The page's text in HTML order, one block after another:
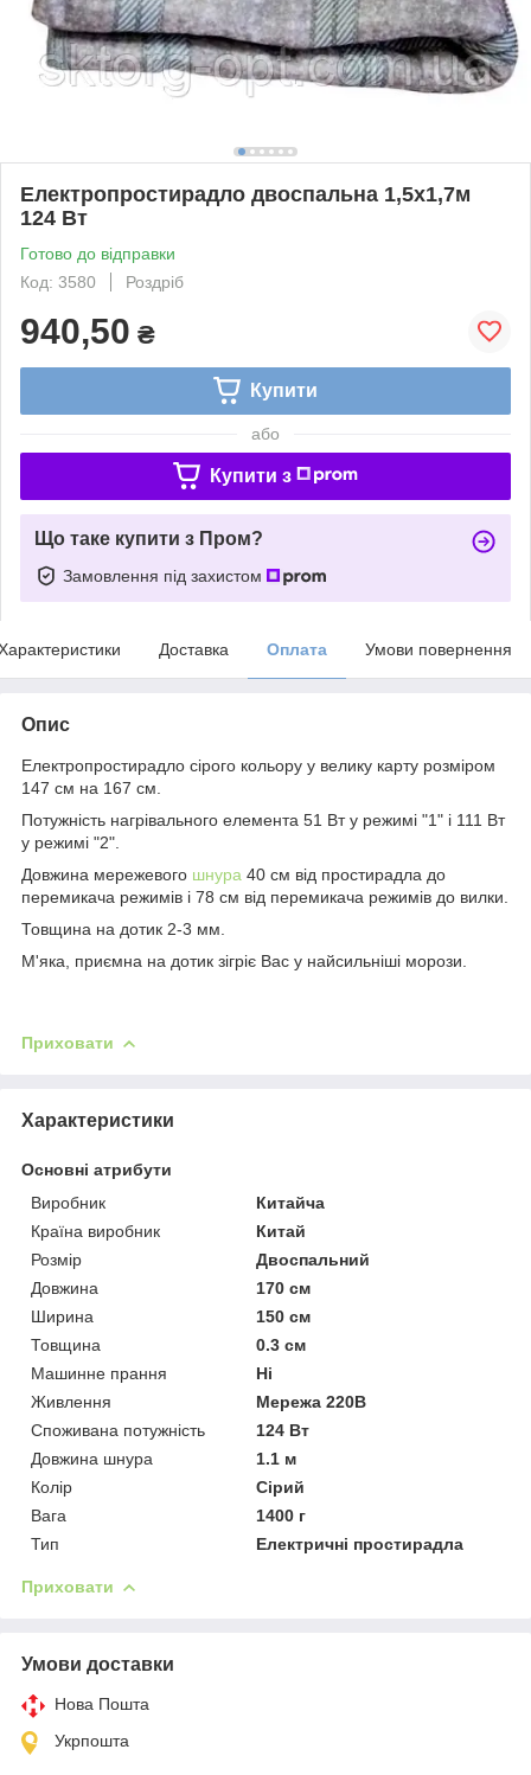
Електропростирадло двоспальна 1,5х1,7м
124 Вт
Готово до відправки
Код: 3580
Роздріб
940,50 ₴
Купити
або
Купити з
Що таке купити з Пром?
Замовлення під захистом
Доставка Оплата Умови повернення
Опис
Електропростирадло сірого кольору у велику карту розміром
147 см на 167 см.
Потужність нагрівального елемента 51 Вт у режимі "1" і 111 Вт
у режимі "2".
Довжина мережевого шнура 40 см від простирадла до
перемикача режимів і 78 см від перемикача режимів до вилки.
Товщина на дотик 2-3 мм.
М'яка, приємна на дотик зігріє Вас у найсильніші морози.
Приховати
Характеристики
Основні атрибути
Виробник
Китайча
Країна виробник
Китай
Розмір
Двоспальний
Довжина
170 см
Ширина
150 см
Товщина
0.3 см
Машинне прання
Ні
Живлення
Мережа 220В
Споживана потужність
124 Вт
Довжина шнура
1.1 м
Колір
Сірий
Вага
1400 г
Тип
Електричні простирадла
Приховати
Умови доставки
Нова Пошта
Укрпошта